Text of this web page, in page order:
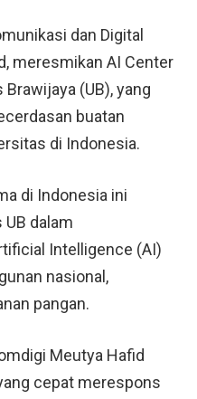
dan Digital
, meresmikan AI Center
(UB), yang
buatan
di Indonesia.
di Indonesia ini
dalam
Intelligence (AI)
nasional,
pangan.
Meutya Hafid
cepat merespons